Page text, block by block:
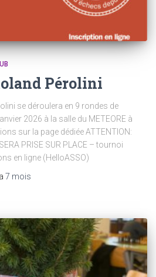
Pérolini
se déroulera en 9 rondes de
2026 à la salle du METEORE à
sur la page dédiée ATTENTION:
PRISE SUR PLACE – tournoi
en ligne (HelloASSO)
7 mois